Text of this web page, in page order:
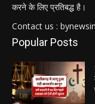
करने के लिए प्रतिबद्ध है।
Contact us :
Popular Posts